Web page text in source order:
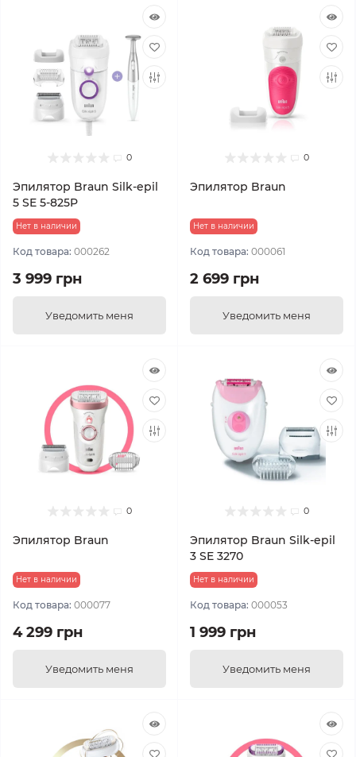
0
Эпилятор Braun Silk-epil
5 SE 5-825P
Нет в наличии
Код товара: 000262
3 999 грн
Уведомить меня
0
Эпилятор Braun
Нет в наличии
Код товара: 000061
2 699 грн
Уведомить меня
0
Эпилятор Braun
Нет в наличии
Код товара: 000077
4 299 грн
Уведомить меня
0
Эпилятор Braun Silk-epil
3 SE 3270
Нет в наличии
Код товара: 000053
1 999 грн
Уведомить меня